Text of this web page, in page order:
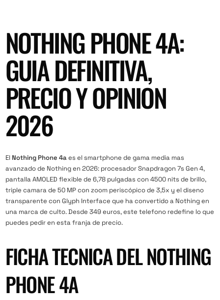
NOTHING PHONE 4A:
GUIA DEFINITIVA,
PRECIO Y OPINION
2026
El Nothing Phone 4aes el smartphone de gama media mas
avanzado de Nothing en 2026: procesador Snapdragon 7s Gen 4,
pantalla AMOLED flexible de 6,78 pulgadas con 4500 nits de brillo,
triple camara de 50 MP con zoom periscópico de 3,5x y el diseno
transparente con Glyph Interface que ha convertido a Nothing en
una marca de culto. Desde 349 euros, este telefono redefine lo que
puedes pedir en esta franja de precio.
FICHA TECNICA DEL NOTHING
PHONE 4A